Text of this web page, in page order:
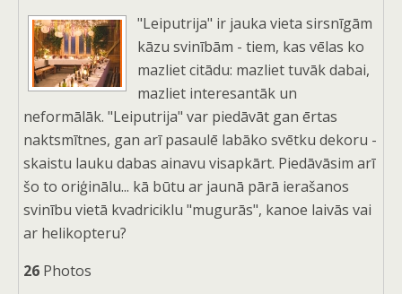
"Leiputrija" ir jauka vieta sirsnīgām
kāzu svinībām - tiem, kas vēlas ko
mazliet citādu: mazliet tuvāk dabai,
mazliet interesantāk un
neformālāk. "Leiputrija" var piedāvāt gan ērtas
naktsmītnes, gan arī pasaulē labāko svētku dekoru -
skaistu lauku dabas ainavu visapkārt. Piedāvāsim arī
šo to oriģinālu... kā būtu ar jaunā pārā ierašanos
svinību vietā kvadriciklu "mugurās", kanoe laivās vai
ar helikopteru?
26 Photos